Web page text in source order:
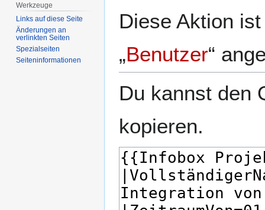
Diese Aktion
„Benutzer“
Du kannst den
kopieren.
Werkzeuge
Links auf diese Seite
Änderungen an
verlinkten Seiten
Spezialseiten
Seiten­­informationen